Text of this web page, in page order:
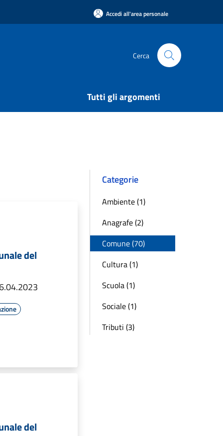
Accedi all'area personale
Cerca
Tutti gli argomenti
del
del
Categorie
Ambiente (1)
Anagrafe (2)
Comune (70)
Cultura (1)
Scuola (1)
Sociale (1)
Tributi (3)